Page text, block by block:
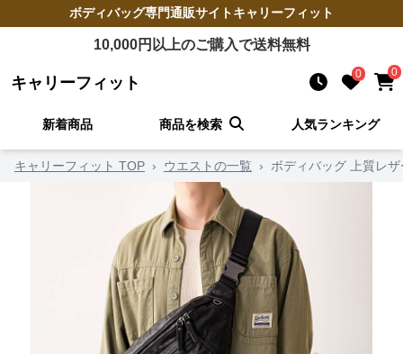
ボディバッグ専門通販サイトキャリーフィット
10,000円以上のご購入で送料無料
キャリーフィット 0 0
新着商品 商品を検索 人気ランキング
キャリーフィット TOP › ウエストの一覧 › ボディバッグ 上質レ